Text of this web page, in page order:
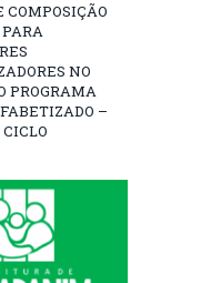
COMPOSIÇÃO
NO
PROGRAMA
–